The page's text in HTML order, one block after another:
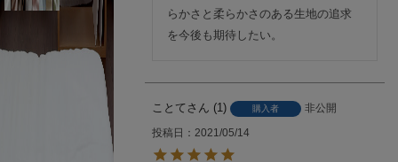
らかさと柔らかさのある生地の追求
を今後も期待したい。
ことて 1 購入者
非公開
投稿日
2021/05/14